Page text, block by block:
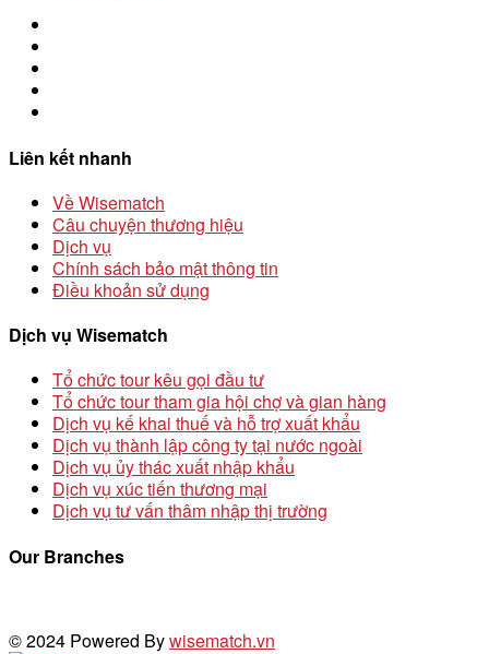
Liên kết nhanh
Về Wisematch
Câu chuyện thương hiệu
Dịch vụ
Chính sách bảo mật thông tin
Điều khoản sử dụng
Dịch vụ Wisematch
Tổ chức tour kêu gọi đầu tư
Tổ chức tour tham gia hội chợ và gian hàng
Dịch vụ kế khai thuế và hỗ trợ xuất khẩu
Dịch vụ thành lập công ty tại nước ngoài
Dịch vụ ủy thác xuất nhập khẩu
Dịch vụ xúc tiến thương mại
Dịch vụ tư vấn thâm nhập thị trường
Our Branches
© 2024 Powered Bywisematch.vn